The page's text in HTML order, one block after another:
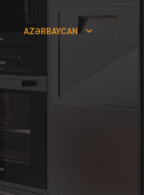
AZƏRBAYCAN